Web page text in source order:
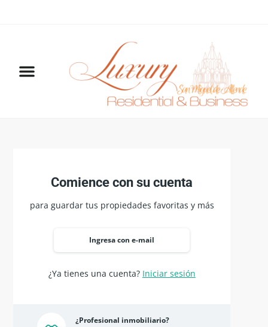
Comience con su cuenta
para guardar tus propiedades favoritas y más
Ingresa con e-mail
¿Ya tienes una cuenta? Iniciar sesión
¿Profesional inmobiliario?